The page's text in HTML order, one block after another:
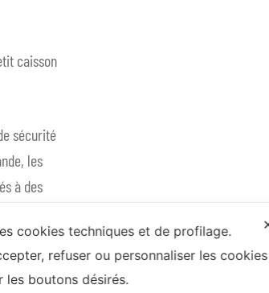
caisson
sécurité
les
à des
cookies techniques et de profilage.
refuser ou personnaliser les cookies
les boutons désirés.